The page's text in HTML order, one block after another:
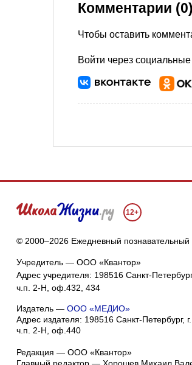
Комментарии
Чтобы оставить
Войти через социальные
12+
© 2000–2026 Ежедневный
Учредитель — ООО «Квантор»
Адрес учредителя: 198516 Санкт-
ч.п. 2-Н, оф.432, 434
Издатель — ООО «МЕДИО»
Адрес издателя: 198516 Санкт-Петербург,
ч.п. 2-Н, оф.440
Редакция — ООО «Квантор»